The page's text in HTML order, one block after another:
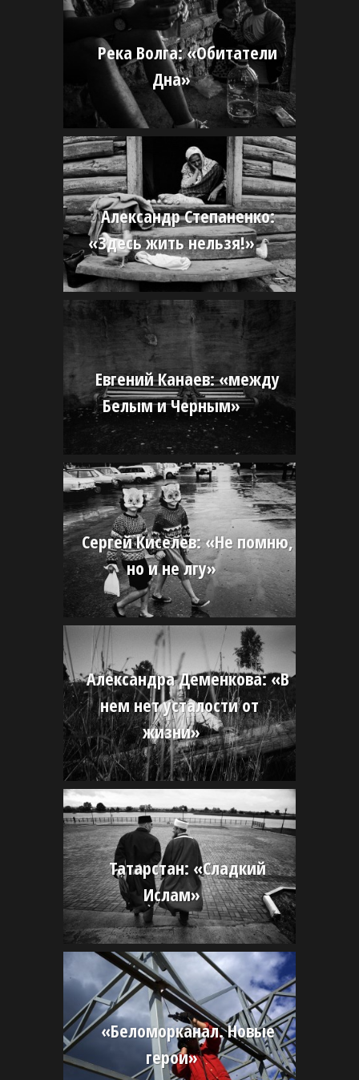
Река Волга: «Обитатели
Дна»
Александр Степаненко:
«Здесь жить нельзя!»
Евгений Канаев: «между
Белым и Черным»
Сергей Киселев: «Не помню,
но и не лгу»
Александра Деменкова: «В
нем нет усталости от
жизни»
Татарстан: «Сладкий
Ислам»
«Беломорканал. Новые
герои»